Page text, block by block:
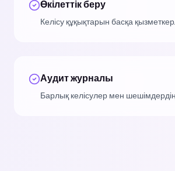
Өкілеттік беру
Келісу құқықтарын басқа
Аудит журналы
Барлық келісулер мен